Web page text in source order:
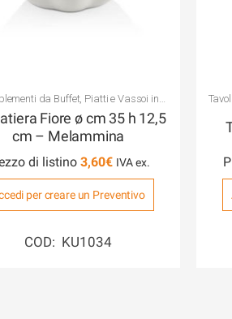
da Buffet, Piatti e Vassoi in
Melammina Vari
Fiore ø cm 35 h 12,5
cm – Melammina
di listino 3,60€
per creare un Preventivo
COD: KU1034
Tavoli